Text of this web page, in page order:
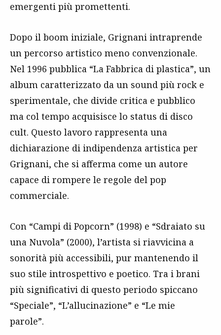
emergenti più promettenti.
Dopo il boom iniziale, Grignani intraprende
un percorso artistico meno convenzionale.
Nel 1996 pubblica “La Fabbrica di plastica”, un
album caratterizzato da un sound più rock e
sperimentale, che divide critica e pubblico
ma col tempo acquisisce lo status di disco
cult. Questo lavoro rappresenta una
dichiarazione di indipendenza artistica per
Grignani, che si afferma come un autore
capace di rompere le regole del pop
commerciale.
Con “Campi di Popcorn” (1998) e “Sdraiato su
una Nuvola” (2000), l’artista si riavvicina a
sonorità più accessibili, pur mantenendo il
suo stile introspettivo e poetico. Tra i brani
più significativi di questo periodo spiccano
“Speciale”, “L’allucinazione” e “Le mie
parole”.